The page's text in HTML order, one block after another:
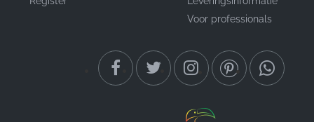
Voor liefhebbers en verzamelaars hebben authentieke
OEM-onderdelen met de juiste MPN-nummers
aanzienlijke waarde, vooral bij het behouden van de
integriteit van iconische sportmotoren. Het kiezen van
Voor professionals